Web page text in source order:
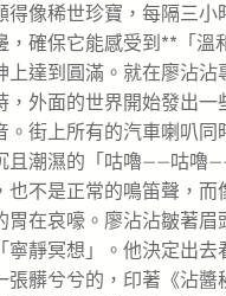
得像稀世珍寶，每隔三小
，確保它能感受到**「溫
上達到圓滿。就在廖沾沾
，外面的世界開始發出一
。街上所有的汽車喇叭同
且潮濕的「咕嚕——咕嚕
也不是正常的鳴笛聲，而
胃在哀嚎。廖沾沾皺著眉
寧靜冥想」。他決定出去
張髒兮兮的，印著《沾醬